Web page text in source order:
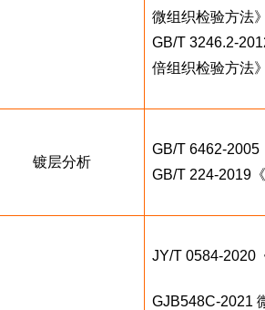
微组织检验方法
GB/T 3246.2-
倍组织检验方法
镀层分析
GB/T 6462-2005
GB/T 224-2019
JY/T 0584-2020
GJB548C-2021